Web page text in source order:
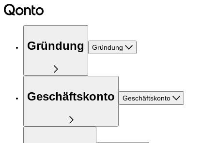
Gründung Gründung
Geschäftskonto Geschäftskonto